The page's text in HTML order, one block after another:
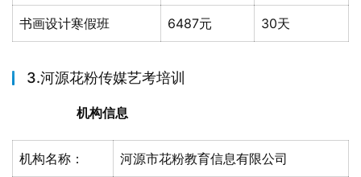
书画设计寒假班 6487元 30天
3.河源花粉传媒艺考培训
机构信息
机构名称： 河源市花粉教育信息有限公司